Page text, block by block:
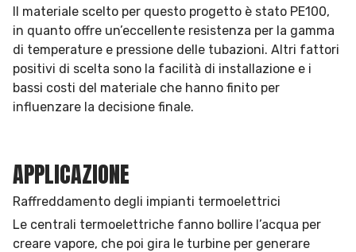
Il materiale scelto per questo progetto è stato PE100,
in quanto offre un’eccellente resistenza per la gamma
di temperature e pressione delle tubazioni. Altri fattori
positivi di scelta sono la facilità di installazione e i
bassi costi del materiale che hanno finito per
influenzare la decisione finale.
APPLICAZIONE
Raffreddamento degli impianti termoelettrici
Le centrali termoelettriche fanno bollire l’acqua per
creare vapore, che poi gira le turbine per generare